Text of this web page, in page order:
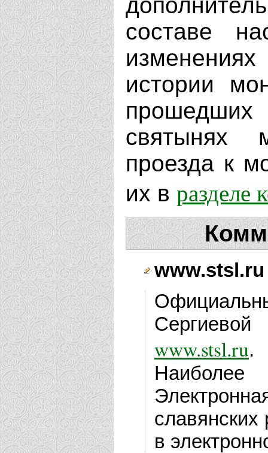
составе
истории
прошедших
святынях
проезда к
их в разделе
www.stsl.ru
www.stsl.ru.
славянских
в